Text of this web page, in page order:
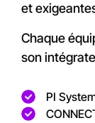
et
Chaque
son
PI